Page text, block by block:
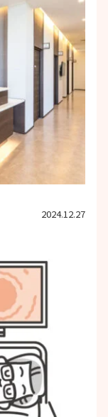
2024.12.27